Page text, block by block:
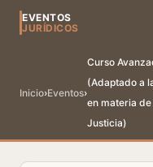
EVENTOS
JURÍDICOS
Inicio›Eventos›
Curso
(Adaptado a
en materia
Justicia)